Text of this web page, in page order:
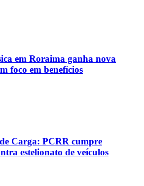
em Roraima ganha nova
foco em benefícios
Carga: PCRR cumpre
estelionato de veículos